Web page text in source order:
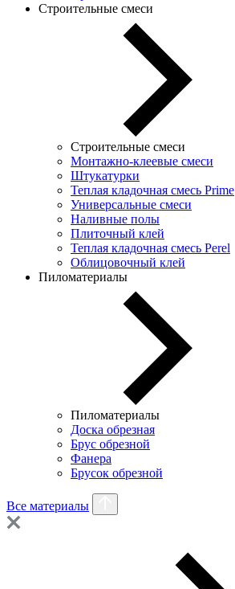
Строительные смеси
Строительные смеси
Монтажно-клеевые смеси
Штукатурки
Теплая кладочная смесь Prime
Универсальные смеси
Наливные полы
Плиточный клей
Теплая кладочная смесь Perel
Облицовочный клей
Пиломатериалы
Пиломатериалы
Доска обрезная
Брус обрезной
Фанера
Брусок обрезной
Все материалы